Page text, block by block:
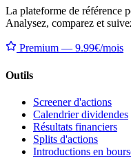
La plateforme de référence
Analysez, comparez et
Premium — 9.99€/mois
Outils
Screener d'actions
Calendrier dividendes
Résultats financiers
Splits d'actions
Introductions en